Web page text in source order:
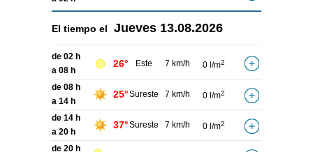
El tiempo el Jueves 13.08.2026
de 02 h
a 08 h
26° Este 7 km/h 0 l/m2
de 08 h
a 14 h
25°Sureste 7 km/h 0 l/m2
de 14 h
a 20 h
37°Sureste 7 km/h 0 l/m2
de 20 h